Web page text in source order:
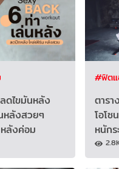
ดไขมันหลัง
หลังสวยๆ
ลังค่อม
#ฟิตแ
ตาร
โอโ
หนักร